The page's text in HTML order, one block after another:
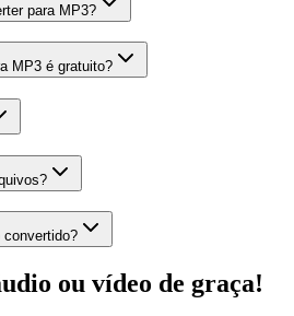
para MP3?
MP3 é gratuito?
convertido?
ou vídeo de graça!